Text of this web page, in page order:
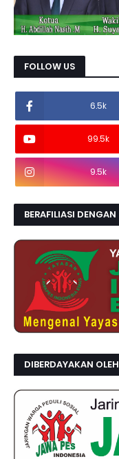
FOLLOW US
6.5k
99.5k
9.5k
BERAFILIASI DENGAN
DIBERDAYAKAN OLEH